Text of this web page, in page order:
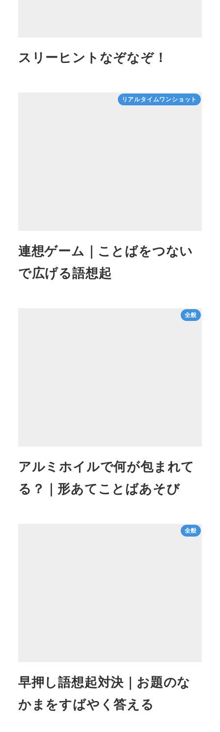
スリーヒントなぞなぞ！
リアルタイムワンショット
連想ゲーム｜ことばをつない
で広げる語想起
全般
アルミホイルで何が包まれて
る？｜形あてことばあそび
全般
早押し語想起対決｜お題のな
かまをすばやく答える